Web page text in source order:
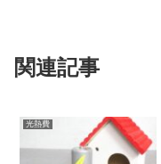
関連記事
光熱費